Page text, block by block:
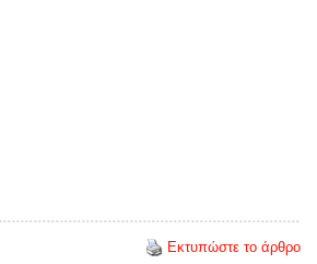
Εκτυπώστε το άρθρο